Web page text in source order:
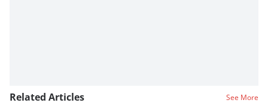
Related Articles See More